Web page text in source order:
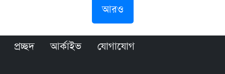
আরও
প্রচ্ছদ আর্কাইভ যোগাযোগ